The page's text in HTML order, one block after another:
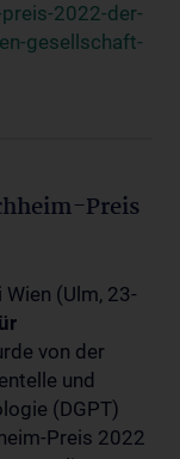
2022-der-
gesellschaft-
Preis
(Ulm, 23-
von der
und
(DGPT)
Preis 2022